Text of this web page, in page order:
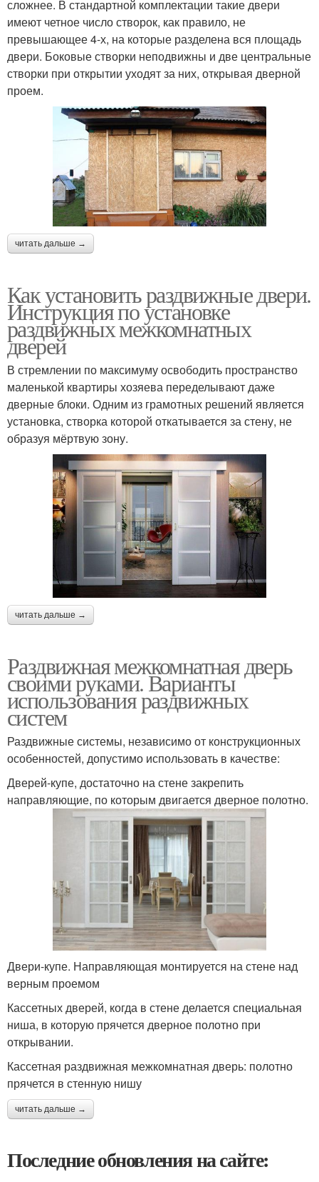
сложнее. В стандартной комплектации такие двери
имеют четное число створок, как правило, не
превышающее 4-х, на которые разделена вся площадь
двери. Боковые створки неподвижны и две центральные
створки при открытии уходят за них, открывая дверной
проем.
читать дальше →
Как установить раздвижные двери.
Инструкция по установке
раздвижных межкомнатных
дверей
В стремлении по максимуму освободить пространство
маленькой квартиры хозяева переделывают даже
дверные блоки. Одним из грамотных решений является
установка, створка которой откатывается за стену, не
образуя мёртвую зону.
читать дальше →
Раздвижная межкомнатная дверь
своими руками. Варианты
использования раздвижных
систем
Раздвижные системы, независимо от конструкционных
особенностей, допустимо использовать в качестве:
Дверей-купе, достаточно на стене закрепить
направляющие, по которым двигается дверное полотно.
Двери-купе. Направляющая монтируется на стене над
верным проемом
Кассетных дверей, когда в стене делается специальная
ниша, в которую прячется дверное полотно при
открывании.
Кассетная раздвижная межкомнатная дверь: полотно
прячется в стенную нишу
читать дальше →
Последние обновления на сайте: